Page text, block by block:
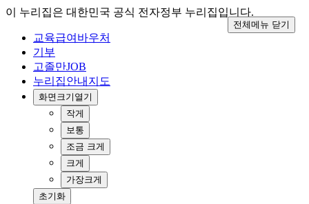
이 누리집은 대한민국 공식 전자정부 누리집입니다.
교육급여바우처
기부
고졸만JOB
누리집안내지도
화면크기 열기
작게
보통
조금 크게
크게
가장크게
초기화
전체메뉴 닫기